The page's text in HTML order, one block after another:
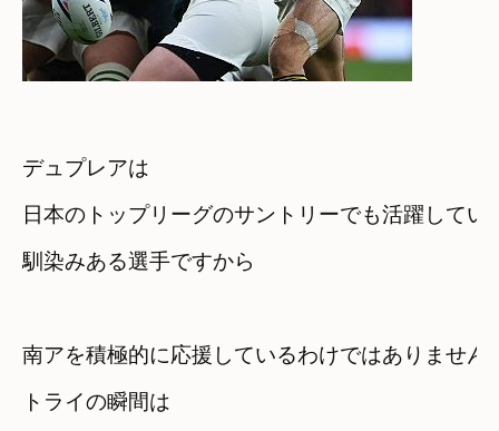
デュプレアは
日本のトップリーグのサントリーでも活躍してい
馴染みある選手ですから
南アを積極的に応援しているわけではありません
トライの瞬間は